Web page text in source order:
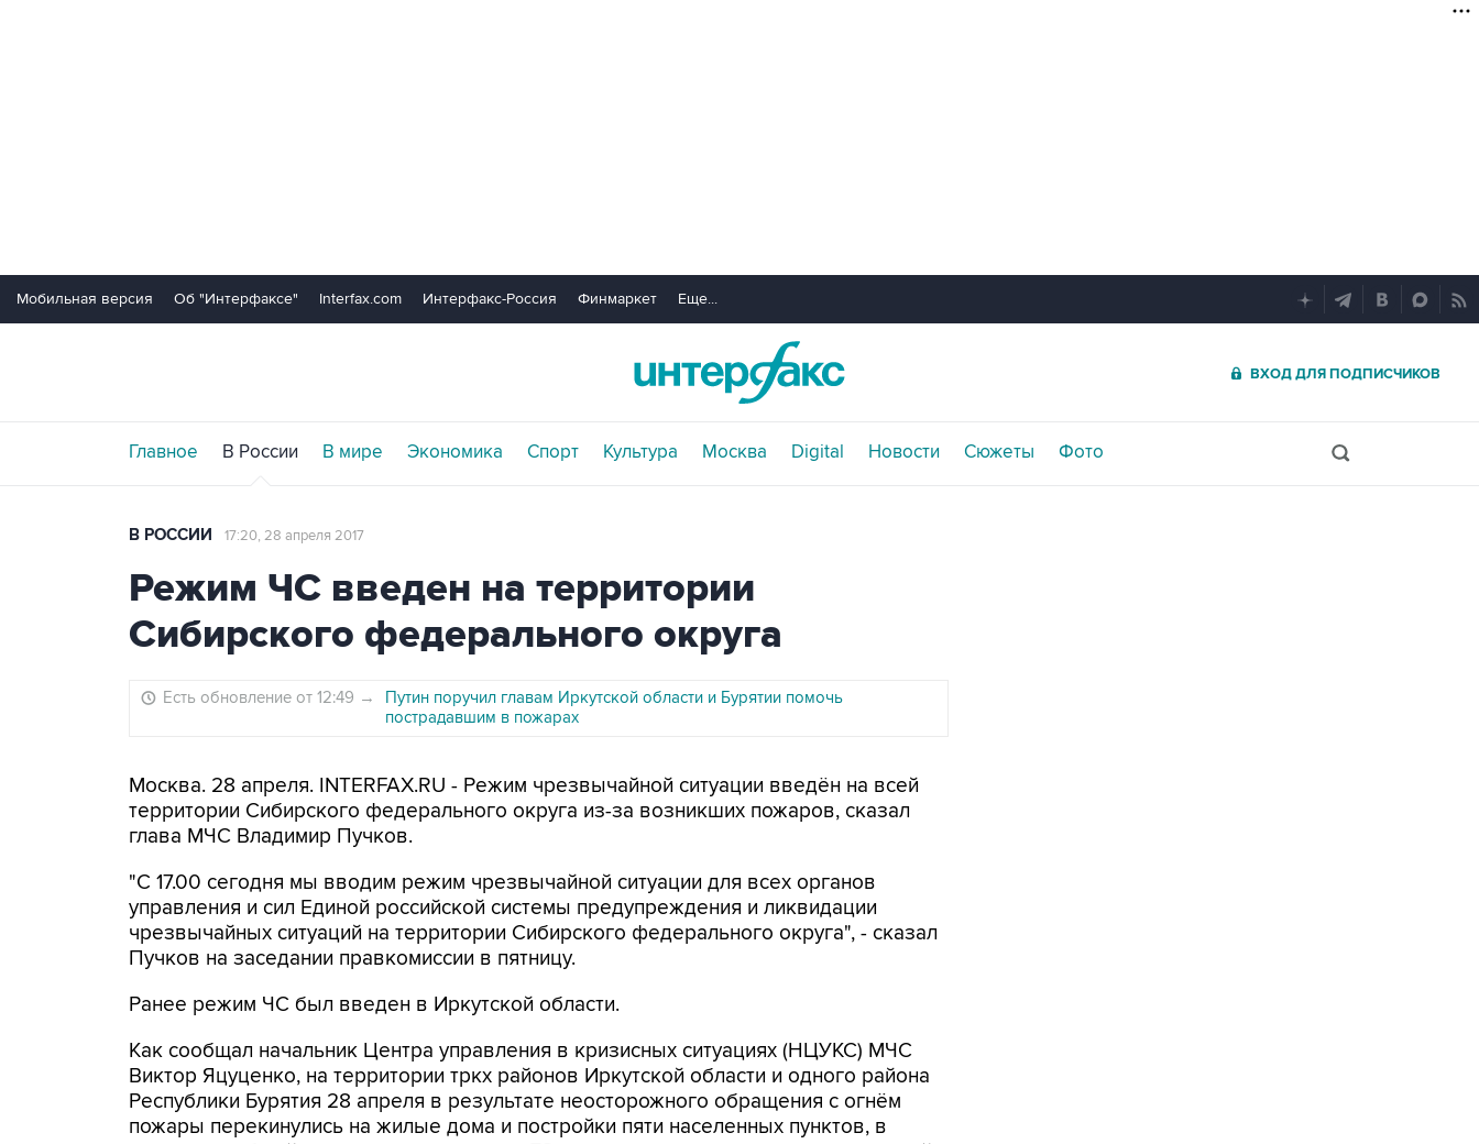
Мобильная версия Об "Интерфаксе" Interfax.com Интерфакс-Россия Финмаркет Еще...
ВХОД ДЛЯ ПОДПИСЧИКОВ
Главное В России В мире Экономика Спорт Культура Москва Digital Новости Сюжеты Фото
В РОССИИ 17:20, 28 апреля 2017
Режим ЧС введен на территории
Сибирского федерального округа
Есть обновление от 12:49 →
Путин поручил главам Иркутской области и Бурятии помочь
пострадавшим в пожарах
Москва. 28 апреля. INTERFAX.RU - Режим чрезвычайной ситуации введён на всей
территории Сибирского федерального округа из-за возникших пожаров, сказал
глава МЧС Владимир Пучков.
"С 17.00 сегодня мы вводим режим чрезвычайной ситуации для всех органов
управления и сил Единой российской системы предупреждения и ликвидации
чрезвычайных ситуаций на территории Сибирского федерального округа", - сказал
Пучков на заседании правкомиссии в пятницу.
Ранее режим ЧС был введен в Иркутской области.
Как сообщал начальник Центра управления в кризисных ситуациях (НЦУКС) МЧС
Виктор Яцуценко, на территории тркх районов Иркутской области и одного района
Республики Бурятия 28 апреля в результате неосторожного обращения с огнём
пожары перекинулись на жилые дома и постройки пяти населенных пунктов, в